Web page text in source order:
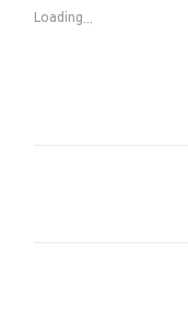
Loading...